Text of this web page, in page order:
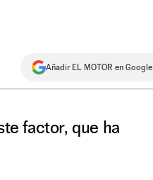
Añadir EL MOTOR en Google
factor, que ha